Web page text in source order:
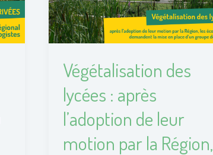
Végétalisation des
lycées : après
l’adoption de leur
motion par la Région,
l’adoption
de leur
motion
la Région,
les
écologistes
demandent
en place